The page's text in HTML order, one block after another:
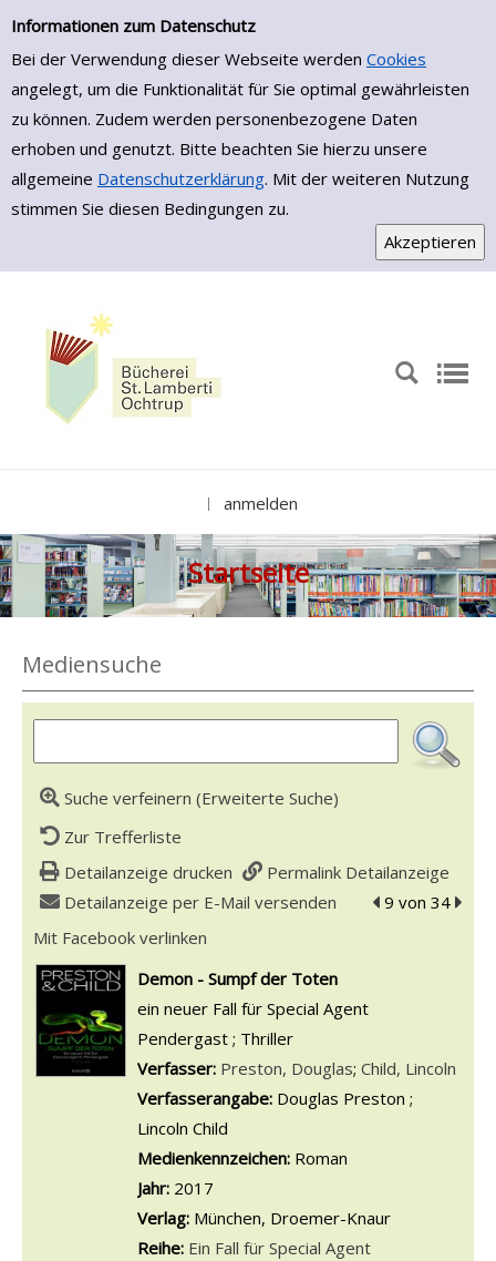
Informationen zum Datenschutz
Bei der Verwendung dieser Webseite werden Cookies
angelegt, um die Funktionalität für Sie optimal gewährleisten
zu können. Zudem werden personenbezogene Daten
erhoben und genutzt. Bitte beachten Sie hierzu unsere
allgemeine Datenschutzerklärung. Mit der weiteren Nutzung
stimmen Sie diesen Bedingungen zu.
Zur Detailanzeige springen
anmelden
Startseite
Mediensuche
Suche verfeinern (Erweiterte Suche)
Zur Trefferliste
Detailanzeige drucken
Permalink Detailanzeige
Detailanzeige per E-Mail versenden
zum
9 von 34 zum
Mit Facebook verlinken
wird in neuem Tab geöffnet
Demon - Sumpf der Toten
ein neuer Fall für Special Agent
Pendergast ; Thriller
Verfasser: Suche nach diesem Verfasser
Preston, Douglas; Child, Lincoln
Verfasserangabe: Douglas Preston ;
Lincoln Child
Medienkennzeichen: Roman
Jahr: 2017
Verlag: München, Droemer-Knaur
Reihe: Ein Fall für Special Agent